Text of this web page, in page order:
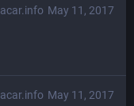
May 11, 2017
May 11, 2017